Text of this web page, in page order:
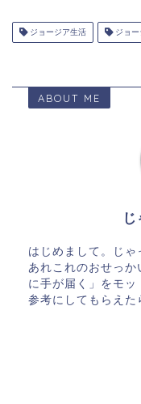
ジョージア生活 ジョー
ABOUT ME
はじめまして。じ
あれこれのおせっか
に手が届く」をモッ
参考にしてもらえた